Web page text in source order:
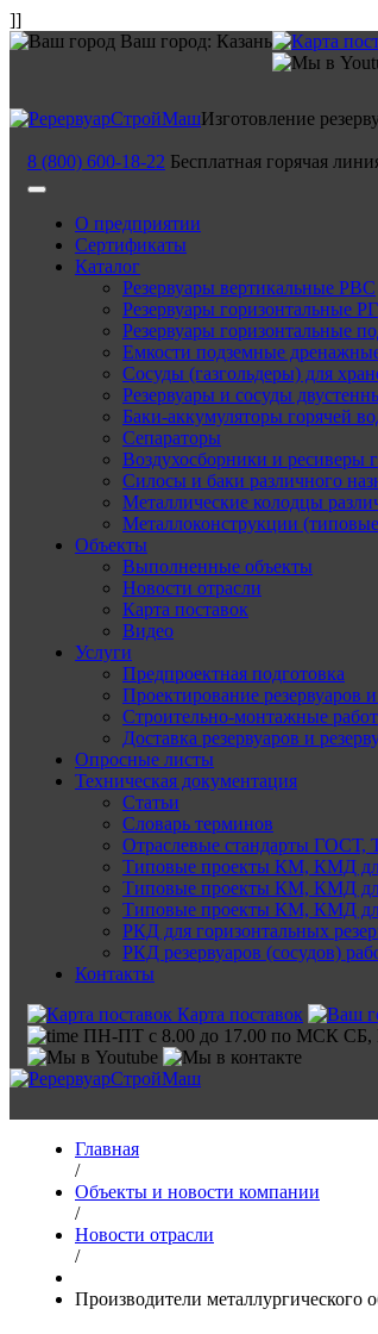
]]
Ваш город: Казань
Изготовление
8 (800) 600-18-22 Бесплатная горячая
О предприятии
Сертификаты
Каталог
Резервуары вертикальные РВС
Резервуары горизонтальные
Резервуары горизонтальные
Емкости подземные
Сосуды (газгольдеры) для
Резервуары и сосуды
Баки-аккумуляторы горячей
Сепараторы
Воздухосборники и ресиверы
Силосы и баки различного
Металлические колодцы
Металлоконструкции
Объекты
Выполненные объекты
Новости отрасли
Карта поставок
Видео
Услуги
Предпроектная подготовка
Проектирование резервуаров
Строительно-монтажные
Доставка резервуаров и
Опросные листы
Техническая документация
Статьи
Словарь терминов
Отраслевые стандарты
Типовые проекты КМ, КМД
Типовые проекты КМ, КМД
Типовые проекты КМ, КМД для
РКД для горизонтальных
РКД резервуаров (сосудов)
Контакты
Карта поставок
ПН-ПТ с 8.00 до 17.00 по МСК СБ,
Главная
/
Объекты и новости компании
/
Новости отрасли
/
Производители металлургического